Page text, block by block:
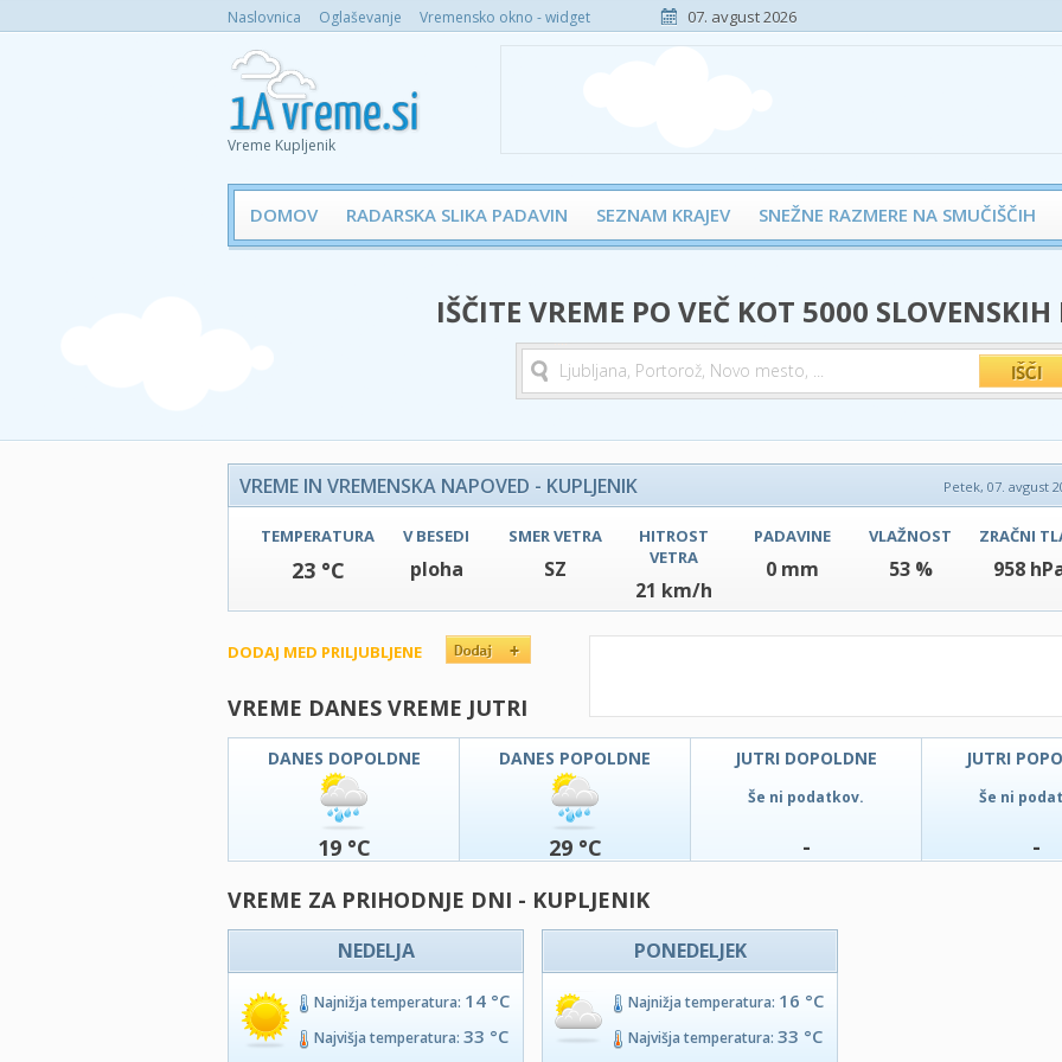
Naslovnica Oglaševanje Vremensko okno - widget 07. avgust 2026
Vreme Kupljenik
DOMOV RADARSKA SLIKA PADAVIN SEZNAM KRAJEV SNEŽNE RAZMERE NA SMUČIŠČIH
IŠČITE VREME PO VEČ KOT 5000 SLOVENSKIH
VREME IN VREMENSKA NAPOVED - KUPLJENIK Petek, 07. avgust
TEMPERATURA
23 °C
V BESEDI
ploha
SMER VETRA
SZ
HITROST
VETRA
21 km/h
PADAVINE
0 mm
VLAŽNOST
53 %
ZRAČNI
958
DODAJ MED PRILJUBLJENE
VREME DANES VREME JUTRI
DANES DOPOLDNE
19 °C
DANES POPOLDNE
29 °C
JUTRI DOPOLDNE
Še ni podatkov.
-
JUTRI
Še ni
-
VREME ZA PRIHODNJE DNI - KUPLJENIK
NEDELJA
Najnižja temperatura: 14 °C
Najvišja temperatura: 33 °C
PONEDELJEK
Najnižja temperatura: 16 °C
Najvišja temperatura: 33 °C